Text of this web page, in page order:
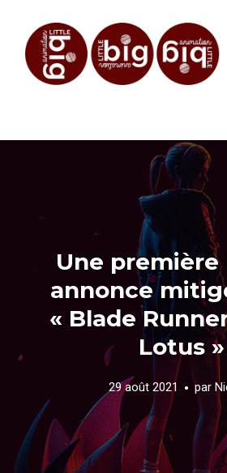
Une première
annonce
« Blade
Lotus »
29 août 2021 par